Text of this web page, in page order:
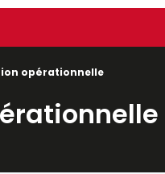
opérationnelle